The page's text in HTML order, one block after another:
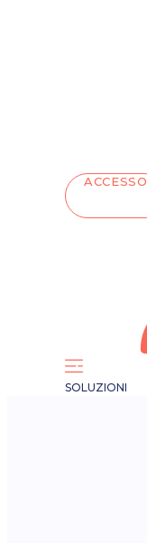
ACCESSO
SOLUZIONI